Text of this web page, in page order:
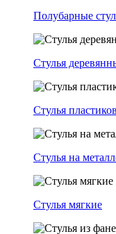
Полубарные
Стулья
Стулья
Стулья на
Стулья мягкие